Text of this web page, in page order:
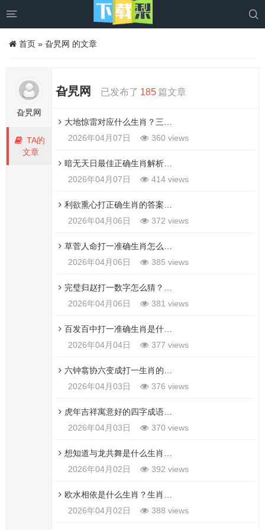
 
首页 » 旮旯网 的文章
旮旯网
TA的
文章
旮旯网 已发布了 185篇文章
大地惊雷对应什么生肖？三个角度帮你猜出正确生肖！
2026年04月07日
360 views
暗无天日最佳正确生肖解析，这个动物的特点非常符合描述！
2026年04月07日
414 views
利欲熏心打正确生肖的答案？看懂这篇分析就全明白了！
2026年04月06日
372 views
草菅人命打一准确生肖怎么猜？这几个生肖可能性最大！
2026年04月06日
385 views
完璧归赵打一数字怎么猜？这几个方法帮你找到准确答案
2026年04月06日
381 views
百发百中打一准确生肖是什么生肖？看完分析你就明白了！
2026年04月04日
377 views
六钟翕协六变成打一生肖的结果，这几个生肖可能性最大！
2026年04月03日
376 views
虎年吉祥寓意好的四字成语推荐，让你新年好运连连！
2026年04月03日
370 views
想知道与龙共舞是什么生肖吗？这篇攻略告诉你答案
2026年04月02日
392 views
欧水相依是什么生肖？生肖爱好者教你如何快速破解！
2026年04月02日
388 views